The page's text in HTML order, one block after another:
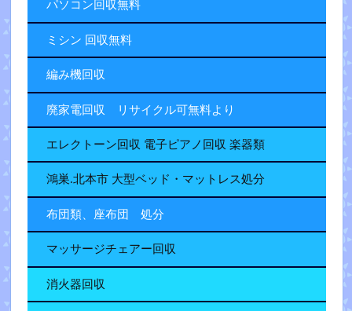
パソコン回収無料
ミシン 回収無料
編み機回収
廃家電回収 リサイクル可無料より
エレクトーン回収 電子ピアノ回収 楽器類
鴻巣.北本市 大型ベッド・マットレス処分
布団類、座布団 処分
マッサージチェアー回収
消火器回収